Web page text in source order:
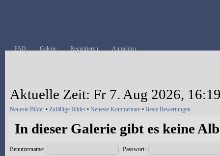
FAQ Galerie Registrieren Anmelden
Aktuelle Zeit: Fr 7. Aug 2026,
Neueste Bilder • Zufällige Bilder • Neueste Kommentare • Beste Bewertungen
In dieser Galerie gibt es keine
Benutzername: Passwort: